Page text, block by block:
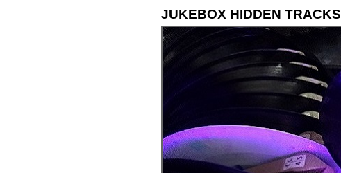
JUKEBOX HIDDEN TRACKS